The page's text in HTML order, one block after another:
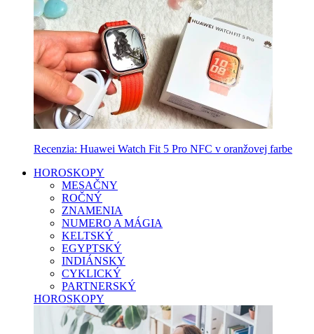
Recenzia: Huawei Watch Fit 5 Pro NFC v oranžovej farbe
HOROSKOPY
MESAČNY
ROČNÝ
ZNAMENIA
NUMERO A MÁGIA
KELTSKÝ
EGYPTSKÝ
INDIÁNSKY
CYKLICKÝ
PARTNERSKÝ
HOROSKOPY